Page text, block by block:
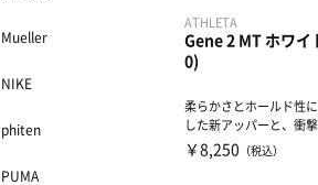
ATHLETA
Gene 2 MT ホワイ
0)
柔らかさとホールド性
した新アッパーと、衝
と安定性に着目した全面
￥8,250 （税込）
Mueller
NIKE
phiten
PUMA